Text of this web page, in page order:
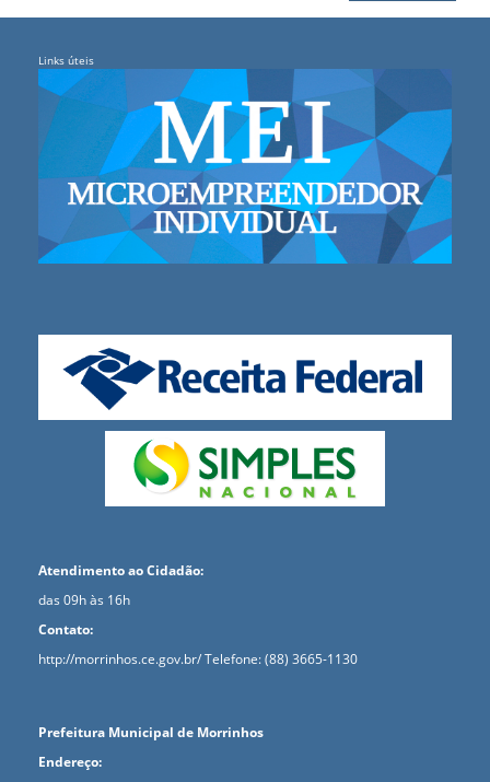
Links úteis
Atendimento ao Cidadão:
das 09h às 16h
Contato:
http://morrinhos.ce.gov.br/Telefone: (88) 3665-1130
Prefeitura Municipal de Morrinhos
Endereço: